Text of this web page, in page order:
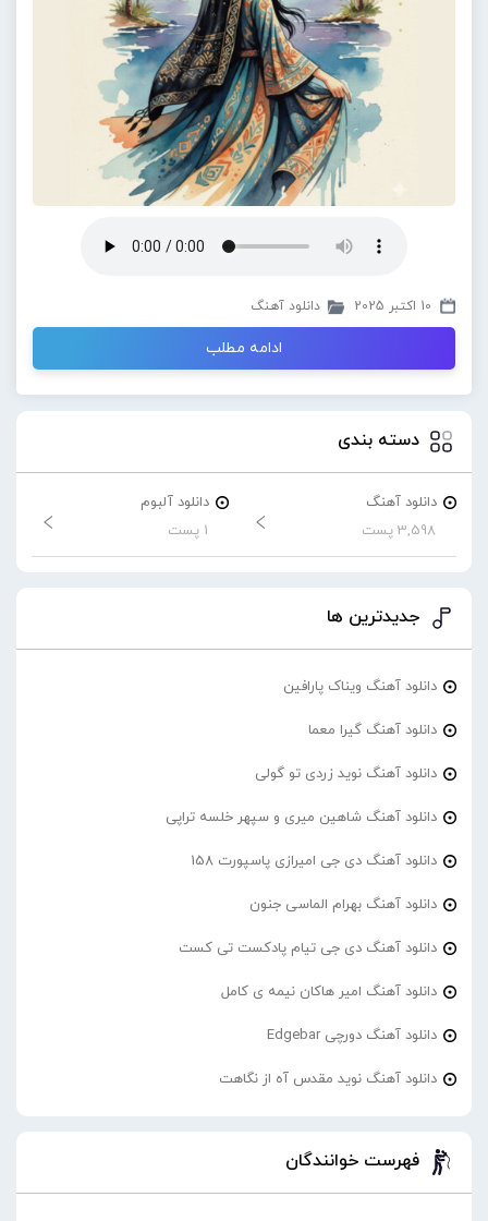
10 اکتبر 2025 دانلود آهنگ
ادامه مطلب
دسته بندی
دانلود آهنگ
3,598 پست
دانلود آلبوم
1 پست
جدیدترین ها
دانلود آهنگ ویناک پارافین
دانلود آهنگ گیرا معما
دانلود آهنگ نوید زردی تو گولی
دانلود آهنگ شاهین میری و سپهر خلسه تراپی
دانلود آهنگ دی جی امیرازی پاسپورت 158
دانلود آهنگ بهرام الماسی جنون
دانلود آهنگ دی جی تیام پادکست تی کست
دانلود آهنگ امیر هاکان نیمه ی کامل
دانلود آهنگ دورچی Edgebar
دانلود آهنگ نوید مقدس آه از نگاهت
فهرست خوانندگان